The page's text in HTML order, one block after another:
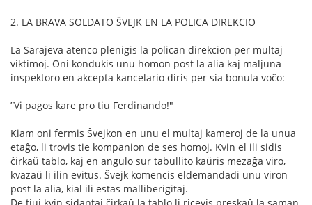
2. LA BRAVA SOLDATO ŜVEJK EN LA POLICA DIREKCIO
La Sarajeva atenco plenigis la polican direkcion per multaj
viktimoj. Oni kondukis unu homon post la alia kaj maljuna
inspektoro en akcepta kancelario diris per sia bonula voĉo:
”Vi pagos kare pro tiu Ferdinando!"
Kiam oni fermis Ŝvejkon en unu el multaj kameroj de la unua
etaĝo, li trovis tie kompanion de ses homoj. Kvin el ili sidis
ĉirkaŭ tablo, kaj en angulo sur tabullito kaŭris mezaĝa viro,
kvazaŭ li ilin evitus. Ŝvejk komencis eldemandadi unu viron
post la alia, kial ili estas malliberigitaj.